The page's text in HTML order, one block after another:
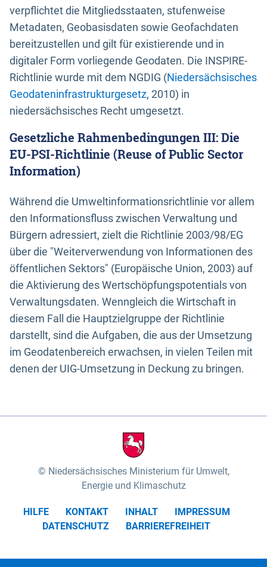
verpflichtet die Mitgliedsstaaten, stufenweise
Metadaten, Geobasisdaten sowie Geofachdaten
bereitzustellen und gilt für existierende und in
digitaler Form vorliegende Geodaten. Die INSPIRE-
Richtlinie wurde mit dem NGDIG (Niedersächsisches
Geodateninfrastrukturgesetz, 2010) in
niedersächsisches Recht umgesetzt.
Gesetzliche Rahmenbedingungen III: Die
EU-PSI-Richtlinie (Reuse of Public Sector
Information)
Während die Umweltinformationsrichtlinie vor allem
den Informationsfluss zwischen Verwaltung und
Bürgern adressiert, zielt die Richtlinie 2003/98/EG
über die "Weiterverwendung von Informationen des
öffentlichen Sektors" (Europäische Union, 2003) auf
die Aktivierung des Wertschöpfungspotentials von
Verwaltungsdaten. Wenngleich die Wirtschaft in
diesem Fall die Hauptzielgruppe der Richtlinie
darstellt, sind die Aufgaben, die aus der Umsetzung
im Geodatenbereich erwachsen, in vielen Teilen mit
denen der UIG-Umsetzung in Deckung zu bringen.
Niedersächsisches Ministerium für Umwelt,
Energie und Klimaschutz
HILFE KONTAKT INHALT
IMPRESSUM
DATENSCHUTZ
BARRIEREFREIHEIT